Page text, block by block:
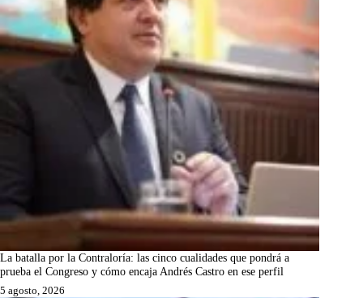
La batalla por la Contraloría: las cinco cualidades que pondrá a
prueba el Congreso y cómo encaja Andrés Castro en ese perfil
5 agosto, 2026